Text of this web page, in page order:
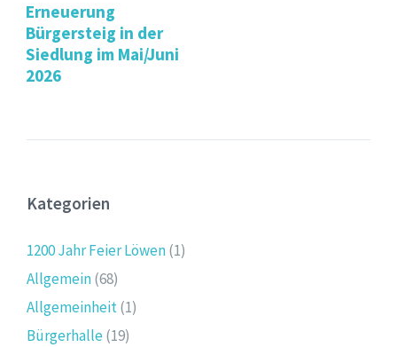
Erneuerung
Bürgersteig in der
Siedlung im Mai/Juni
2026
Kategorien
1200 Jahr Feier Löwen(1)
Allgemein(68)
Allgemeinheit(1)
Bürgerhalle(19)